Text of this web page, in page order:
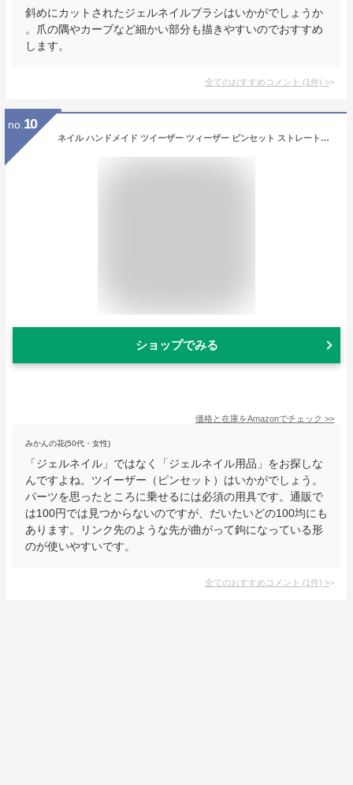
斜めにカットされたジェルネイルブラシはいかがでしょうか
。爪の隅やカーブなど細かい部分も描きやすいのでおすすめ
します。
全てのおすすめコメント (1件) >
no. 10
ネイル ハンドメイド ツイーザー ツィーザー ピンセット ストレートタイプ 鷲口タイプ (鷲口タイプ1本)
ショップでみる
価格と在庫をAmazonでチェック >>
みかんの花(50代・女性)
「ジェルネイル」ではなく「ジェルネイル用品」をお探しな
んですよね。ツイーザー（ピンセット）はいかがでしょう。
パーツを思ったところに乗せるには必須の用具です。通販で
は100円では見つからないのですが、だいたいどの100均にも
あります。リンク先のような先が曲がって鉤になっている形
のが使いやすいです。
全てのおすすめコメント (1件) >